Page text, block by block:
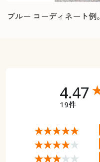
ブルー コーディネート例。
4.47
19件